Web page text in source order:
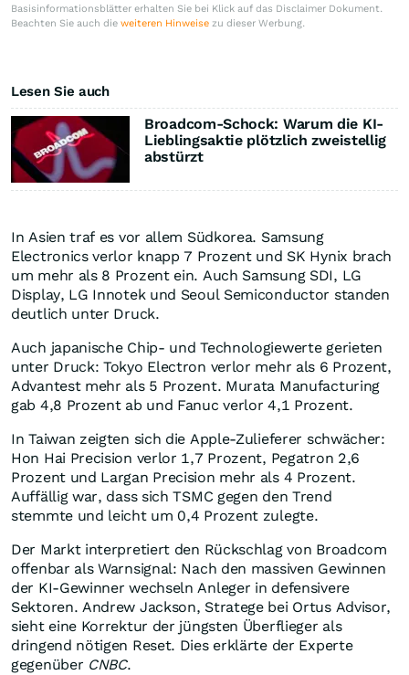
Basisinformationsblätter erhalten Sie bei Klick auf das Disclaimer Dokument.
Beachten Sie auch die weiteren Hinweise zu dieser Werbung.
Lesen Sie auch
Broadcom-Schock: Warum die KI-
Lieblingsaktie plötzlich zweistellig
abstürzt
In Asien traf es vor allem Südkorea. Samsung
Electronics verlor knapp 7 Prozent und SK Hynix brach
um mehr als 8 Prozent ein. Auch Samsung SDI, LG
Display, LG Innotek und Seoul Semiconductor standen
deutlich unter Druck.
Auch japanische Chip- und Technologiewerte gerieten
unter Druck: Tokyo Electron verlor mehr als 6 Prozent,
Advantest mehr als 5 Prozent. Murata Manufacturing
gab 4,8 Prozent ab und Fanuc verlor 4,1 Prozent.
In Taiwan zeigten sich die Apple-Zulieferer schwächer:
Hon Hai Precision verlor 1,7 Prozent, Pegatron 2,6
Prozent und Largan Precision mehr als 4 Prozent.
Auffällig war, dass sich TSMC gegen den Trend
stemmte und leicht um 0,4 Prozent zulegte.
Der Markt interpretiert den Rückschlag von Broadcom
offenbar als Warnsignal: Nach den massiven Gewinnen
der KI-Gewinner wechseln Anleger in defensivere
Sektoren. Andrew Jackson, Stratege bei Ortus Advisor,
sieht eine Korrektur der jüngsten Überflieger als
dringend nötigen Reset. Dies erklärte der Experte
gegenüber CNBC.